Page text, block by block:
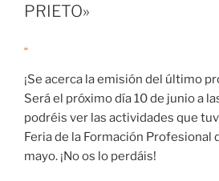
SUS
PRIETO»
¡Se acerca la emisión del último
Será el próximo día 10 de junio a
podréis ver las actividades que
Feria de la Formación Profesional
mayo. ¡No os lo perdáis!